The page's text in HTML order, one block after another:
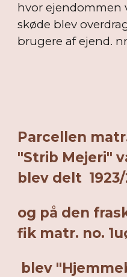
hvor ejendommen
skøde blev
brugere af ejend.
Parcellen
"Strib Mejeri"
blev delt
og på den
fik matr. no.
blev